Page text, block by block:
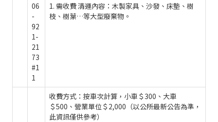
06
-
92
1-
21
73
#1
1
1. 需收費 清運內容：木製家具、沙發、床墊、樹
枝、樹葉…等大型廢棄物。
收費方式：按車次計算，小車＄300、大車
＄500、營業單位＄2,000（以公所最新公告為準，
此資訊僅供參考）